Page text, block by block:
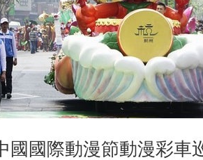
國國際動漫節動漫彩車